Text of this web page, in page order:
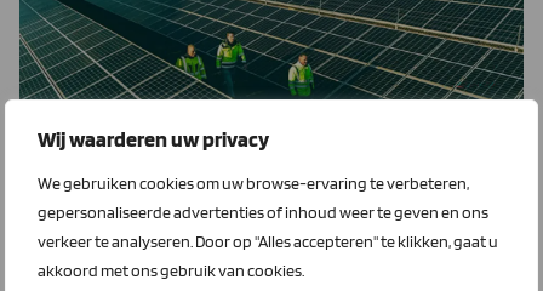
Wij waarderen uw privacy
We gebruiken cookies om uw browse-ervaring te verbeteren,
gepersonaliseerde advertenties of inhoud weer te geven en ons
verkeer te analyseren. Door op "Alles accepteren" te klikken, gaat u
akkoord met ons gebruik van cookies.
6 augustus 2026
Kenter Groendus voor complete
energieoplossingen
Kenter-Groendus gaan samen verder en helpen